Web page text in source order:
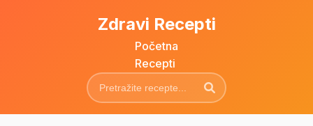
Zdravi Recepti
Početna
Recepti